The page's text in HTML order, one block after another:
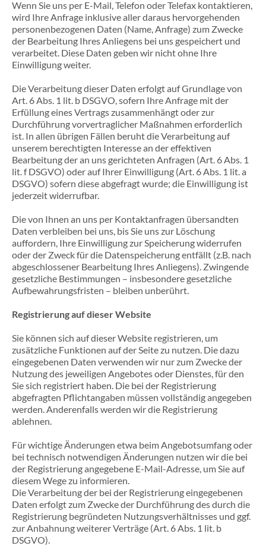
Wenn Sie uns per E-Mail, Telefon oder Telefax kontaktieren,
wird Ihre Anfrage inklusive aller daraus hervorgehenden
personenbezogenen Daten (Name, Anfrage) zum Zwecke
der Bearbeitung Ihres Anliegens bei uns gespeichert und
verarbeitet. Diese Daten geben wir nicht ohne Ihre
Einwilligung weiter.
Die Verarbeitung dieser Daten erfolgt auf Grundlage von
Art. 6 Abs. 1 lit. b DSGVO, sofern Ihre Anfrage mit der
Erfüllung eines Vertrags zusammenhängt oder zur
Durchführung vorvertraglicher Maßnahmen erforderlich
ist. In allen übrigen Fällen beruht die Verarbeitung auf
unserem berechtigten Interesse an der effektiven
Bearbeitung der an uns gerichteten Anfragen (Art. 6 Abs. 1
lit. f DSGVO) oder auf Ihrer Einwilligung (Art. 6 Abs. 1 lit. a
DSGVO) sofern diese abgefragt wurde; die Einwilligung ist
jederzeit widerrufbar.
Die von Ihnen an uns per Kontaktanfragen übersandten
Daten verbleiben bei uns, bis Sie uns zur Löschung
auffordern, Ihre Einwilligung zur Speicherung widerrufen
oder der Zweck für die Datenspeicherung entfällt (z.B. nach
abgeschlossener Bearbeitung Ihres Anliegens). Zwingende
gesetzliche Bestimmungen – insbesondere gesetzliche
Aufbewahrungsfristen – bleiben unberührt.
Registrierung auf dieser Website
Sie können sich auf dieser Website registrieren, um
zusätzliche Funktionen auf der Seite zu nutzen. Die dazu
eingegebenen Daten verwenden wir nur zum Zwecke der
Nutzung des jeweiligen Angebotes oder Dienstes, für den
Sie sich registriert haben. Die bei der Registrierung
abgefragten Pflichtangaben müssen vollständig angegeben
werden. Anderenfalls werden wir die Registrierung
ablehnen.
Für wichtige Änderungen etwa beim Angebotsumfang oder
bei technisch notwendigen Änderungen nutzen wir die bei
der Registrierung angegebene E-Mail-Adresse, um Sie auf
diesem Wege zu informieren.
Die Verarbeitung der bei der Registrierung eingegebenen
Daten erfolgt zum Zwecke der Durchführung des durch die
Registrierung begründeten Nutzungsverhältnisses und ggf.
zur Anbahnung weiterer Verträge (Art. 6 Abs. 1 lit. b
DSGVO).